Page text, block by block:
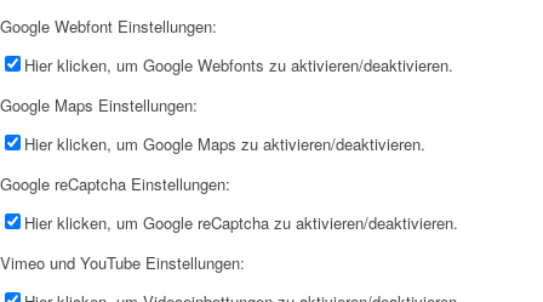
Google Webfont Einstellungen:
Hier klicken, um Google Webfonts zu aktivieren/deaktivieren.
Google Maps Einstellungen:
Hier klicken, um Google Maps zu aktivieren/deaktivieren.
Google reCaptcha Einstellungen:
Hier klicken, um Google reCaptcha zu aktivieren/deaktivieren.
Vimeo und YouTube Einstellungen: